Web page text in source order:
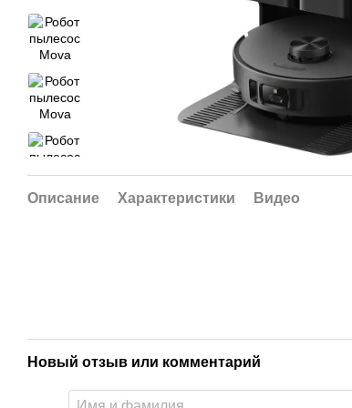
Описание Характеристики Видео
Новый отзыв или комментарий